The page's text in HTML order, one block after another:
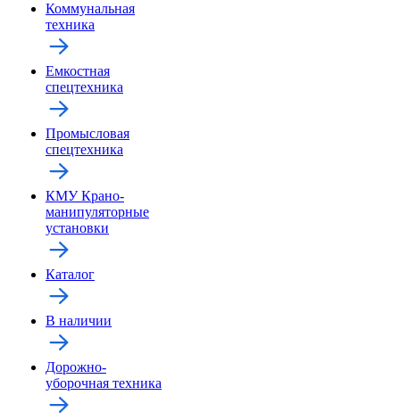
Коммунальная
техника
Емкостная
спецтехника
Промысловая
спецтехника
КМУ Крано-
манипуляторные
установки
Каталог
В наличии
Дорожно-
уборочная техника